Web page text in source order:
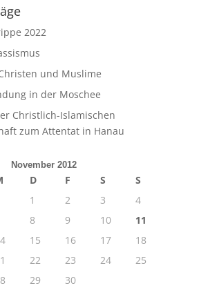
2022
und Muslime
in der Moschee
Christlich-Islamischen
zum Attentat in Hanau
November 2012
D F S
S
1
2 3
4
8 9 10
11
15 16 17
18
22 23 24
25
29
30